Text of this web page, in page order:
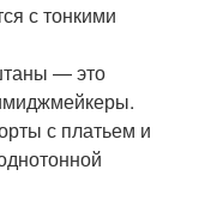
с тонкими
— это
с платьем и